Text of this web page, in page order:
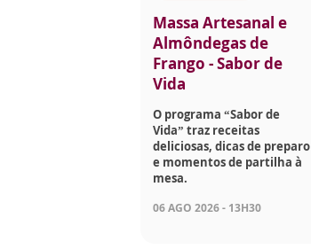
Massa Artesanal e
Almôndegas de
Frango - Sabor de
Vida
O programa “Sabor de
Vida” traz receitas
deliciosas, dicas de preparo
e momentos de partilha à
mesa.
06 AGO 2026 - 13H30